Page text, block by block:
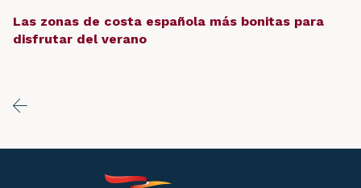
Las zonas de costa española más bonitas para
disfrutar del verano